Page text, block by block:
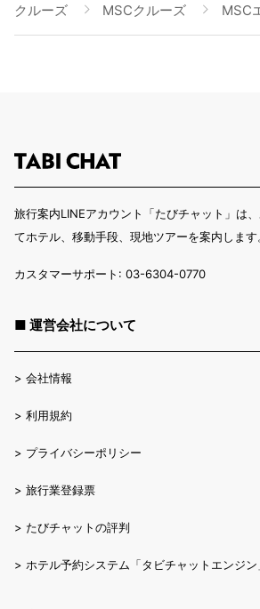
クルーズ MSCクルーズ MSC
旅行案内LINEアカウント「たびチャット」は
てホテル、移動手段、現地ツアーを案内します
カスタマーサポート: 03-6304-0770
■ 運営会社について
> 会社情報
> 利用規約
> プライバシーポリシー
> 旅行業登録票
> たびチャットの評判
> ホテル予約システム「タビチャットエンジン